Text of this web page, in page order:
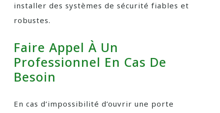
installer des systèmes de sécurité fiables et
robustes.
Faire Appel À Un
Professionnel En Cas De
Besoin
En cas d’impossibilité d’ouvrir une porte